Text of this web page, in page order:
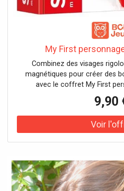
My First
Combinez des visages
magnétiques pour créer des
avec le coffret My First
9,90